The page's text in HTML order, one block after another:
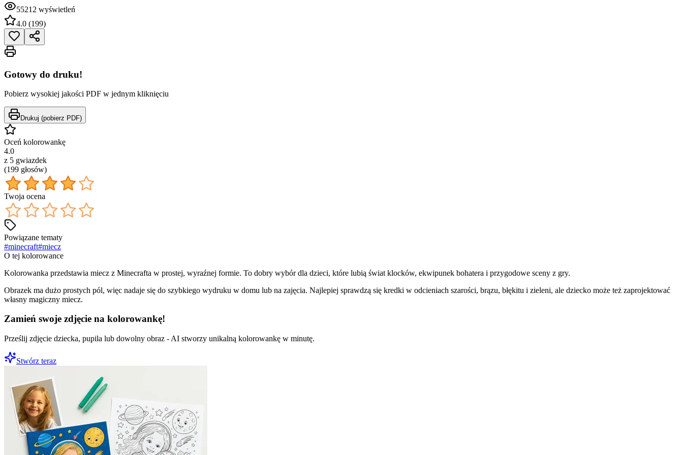
55212 wyświetleń
4.0 (199)
Gotowy do druku!
Pobierz wysokiej jakości PDF w jednym kliknięciu
Drukuj (pobierz PDF)
Oceń kolorowankę
4.0
z 5 gwiazdek
(199 głosów)
Twoja ocena
Powiązane tematy
#minecraft#miecz
O tej kolorowance
Kolorowanka przedstawia miecz z Minecrafta w prostej, wyraźnej formie. To dobry wybór dla dzieci, które lubią świat klocków, ekwipunek bohatera i przygodowe sceny z gry.
Obrazek ma dużo prostych pól, więc nadaje się do szybkiego wydruku w domu lub na zajęcia. Najlepiej sprawdzą się kredki w odcieniach szarości, brązu, błękitu i zieleni, ale dziecko może też zaprojektować
własny magiczny miecz.
Zamień swoje zdjęcie na kolorowankę!
Prześlij zdjęcie dziecka, pupila lub dowolny obraz - AI stworzy unikalną kolorowankę w minutę.
Stwórz teraz